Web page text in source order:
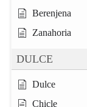
Berenjena
Zanahoria
DULCE
Dulce
Chicle